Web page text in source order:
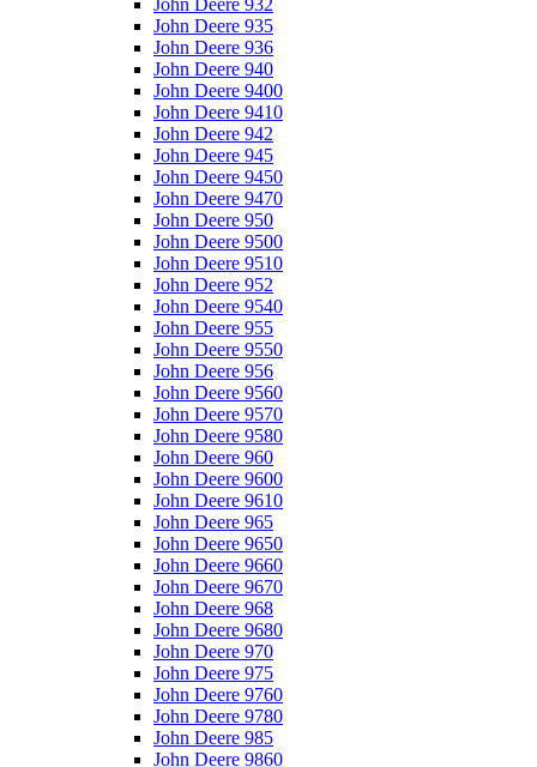
John Deere 932
John Deere 935
John Deere 936
John Deere 940
John Deere 9400
John Deere 9410
John Deere 942
John Deere 945
John Deere 9450
John Deere 9470
John Deere 950
John Deere 9500
John Deere 9510
John Deere 952
John Deere 9540
John Deere 955
John Deere 9550
John Deere 956
John Deere 9560
John Deere 9570
John Deere 9580
John Deere 960
John Deere 9600
John Deere 9610
John Deere 965
John Deere 9650
John Deere 9660
John Deere 9670
John Deere 968
John Deere 9680
John Deere 970
John Deere 975
John Deere 9760
John Deere 9780
John Deere 985
John Deere 9860